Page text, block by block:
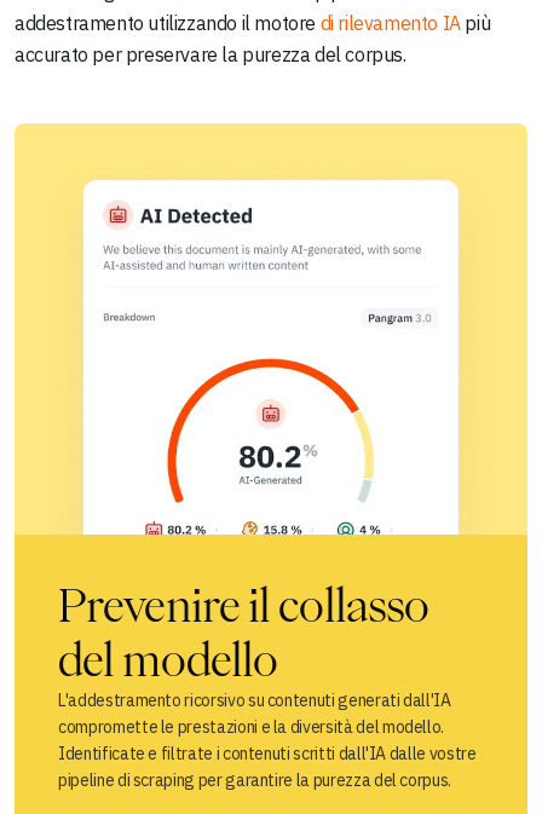
addestramento utilizzando il motore di rilevamento IApiù
accurato per preservare la purezza del corpus.
Prevenire il collasso
del modello
L'addestramento ricorsivo su contenuti generati dall'IA
compromette le prestazioni e la diversità del modello.
Identificate e filtrate i contenuti scritti dall'IA dalle vostre
pipeline di scraping per garantire la purezza del corpus.